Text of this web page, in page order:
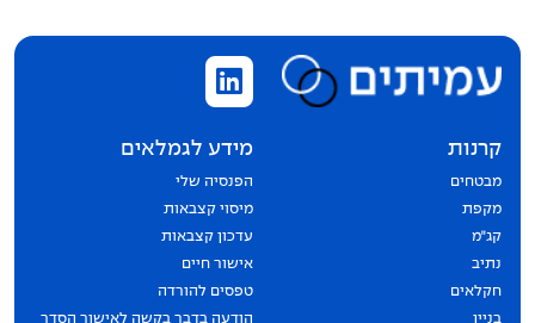
קרנות
מבטחים
מקפת
קג״מ
נתיב
חקלאים
בניין
מידע לגמלאים
הפנסיה שלי
מיסוי קצבאות
עדכון קצבאות
אישור חיים
טפסים להורדה
הודעה בדבר בקשה לאישור הסדר